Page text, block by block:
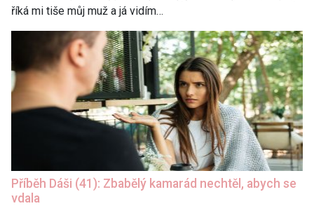
říká mi tiše můj muž a já vidím…
Příběh Dáši (41): Zbabělý kamarád nechtěl, abych se
vdala